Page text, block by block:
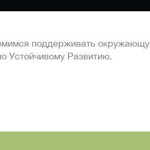
поддерживать
Устойчивому Развитию.